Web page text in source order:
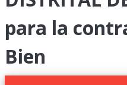
para la
Bien